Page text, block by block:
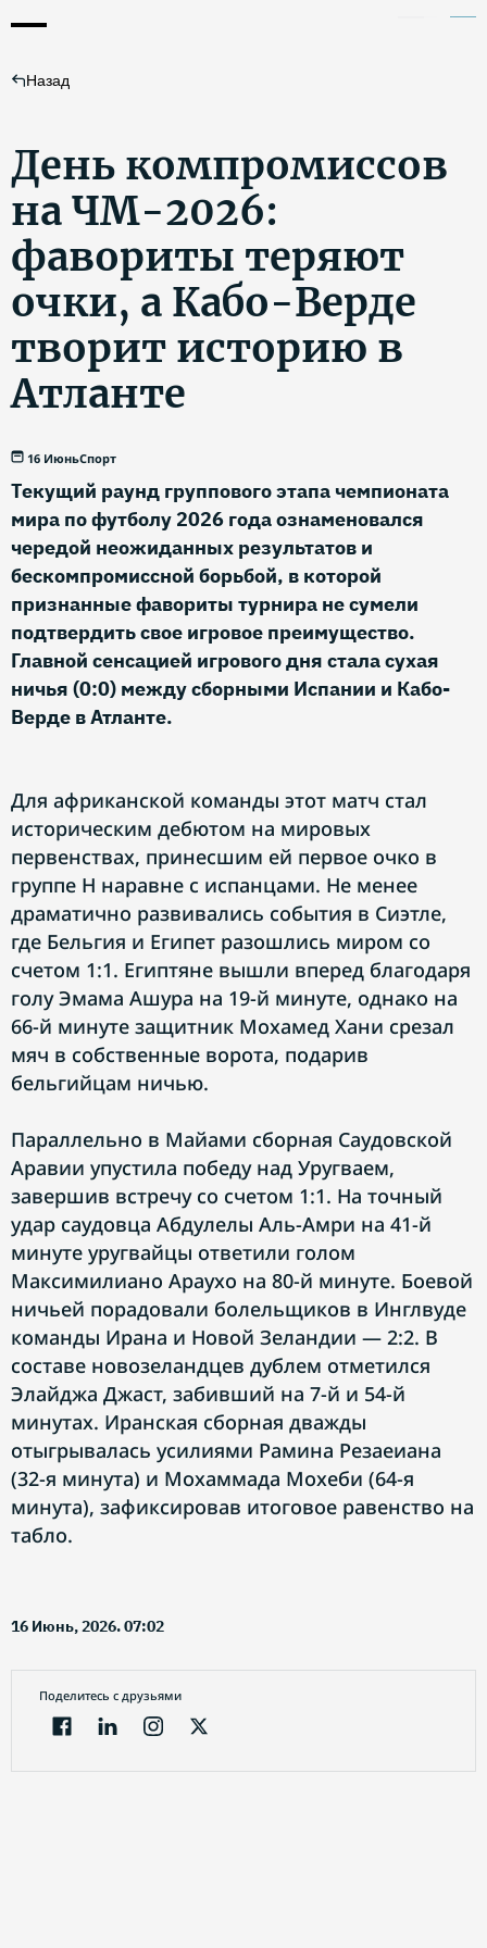
Назад
День компромиссов
на ЧМ-2026:
фавориты теряют
очки, а Кабо-Верде
творит историю в
Атланте
16 ИюньСпорт
Текущий раунд группового этапа чемпионата
мира по футболу 2026 года ознаменовался
чередой неожиданных результатов и
бескомпромиссной борьбой, в которой
признанные фавориты турнира не сумели
подтвердить свое игровое преимущество.
Главной сенсацией игрового дня стала сухая
ничья (0:0) между сборными Испании и Кабо-
Верде в Атланте.
Для африканской команды этот матч стал
историческим дебютом на мировых
первенствах, принесшим ей первое очко в
группе H наравне с испанцами. Не менее
драматично развивались события в Сиэтле,
где Бельгия и Египет разошлись миром со
счетом 1:1. Египтяне вышли вперед благодаря
голу Эмама Ашура на 19-й минуте, однако на
66-й минуте защитник Мохамед Хани срезал
мяч в собственные ворота, подарив
бельгийцам ничью.
Параллельно в Майами сборная Саудовской
Аравии упустила победу над Уругваем,
завершив встречу со счетом 1:1. На точный
удар саудовца Абдулелы Аль-Амри на 41-й
минуте уругвайцы ответили голом
Максимилиано Араухо на 80-й минуте. Боевой
ничьей порадовали болельщиков в Инглвуде
команды Ирана и Новой Зеландии — 2:2. В
составе новозеландцев дублем отметился
Элайджа Джаст, забивший на 7-й и 54-й
минутах. Иранская сборная дважды
отыгрывалась усилиями Рамина Резаеиана
(32-я минута) и Мохаммада Мохеби (64-я
минута), зафиксировав итоговое равенство на
табло.
16 Июнь, 2026. 07:02
Поделитесь с друзьями